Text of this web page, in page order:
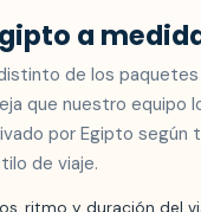
a
de los paquetes
que nuestro equipo
por Egipto según
de viaje.